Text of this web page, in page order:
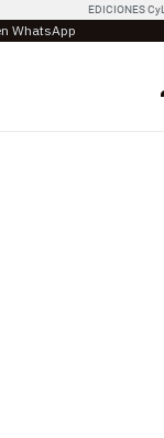
EDICIONES CyL
WhatsApp